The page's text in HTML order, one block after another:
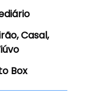
Casal,
Box